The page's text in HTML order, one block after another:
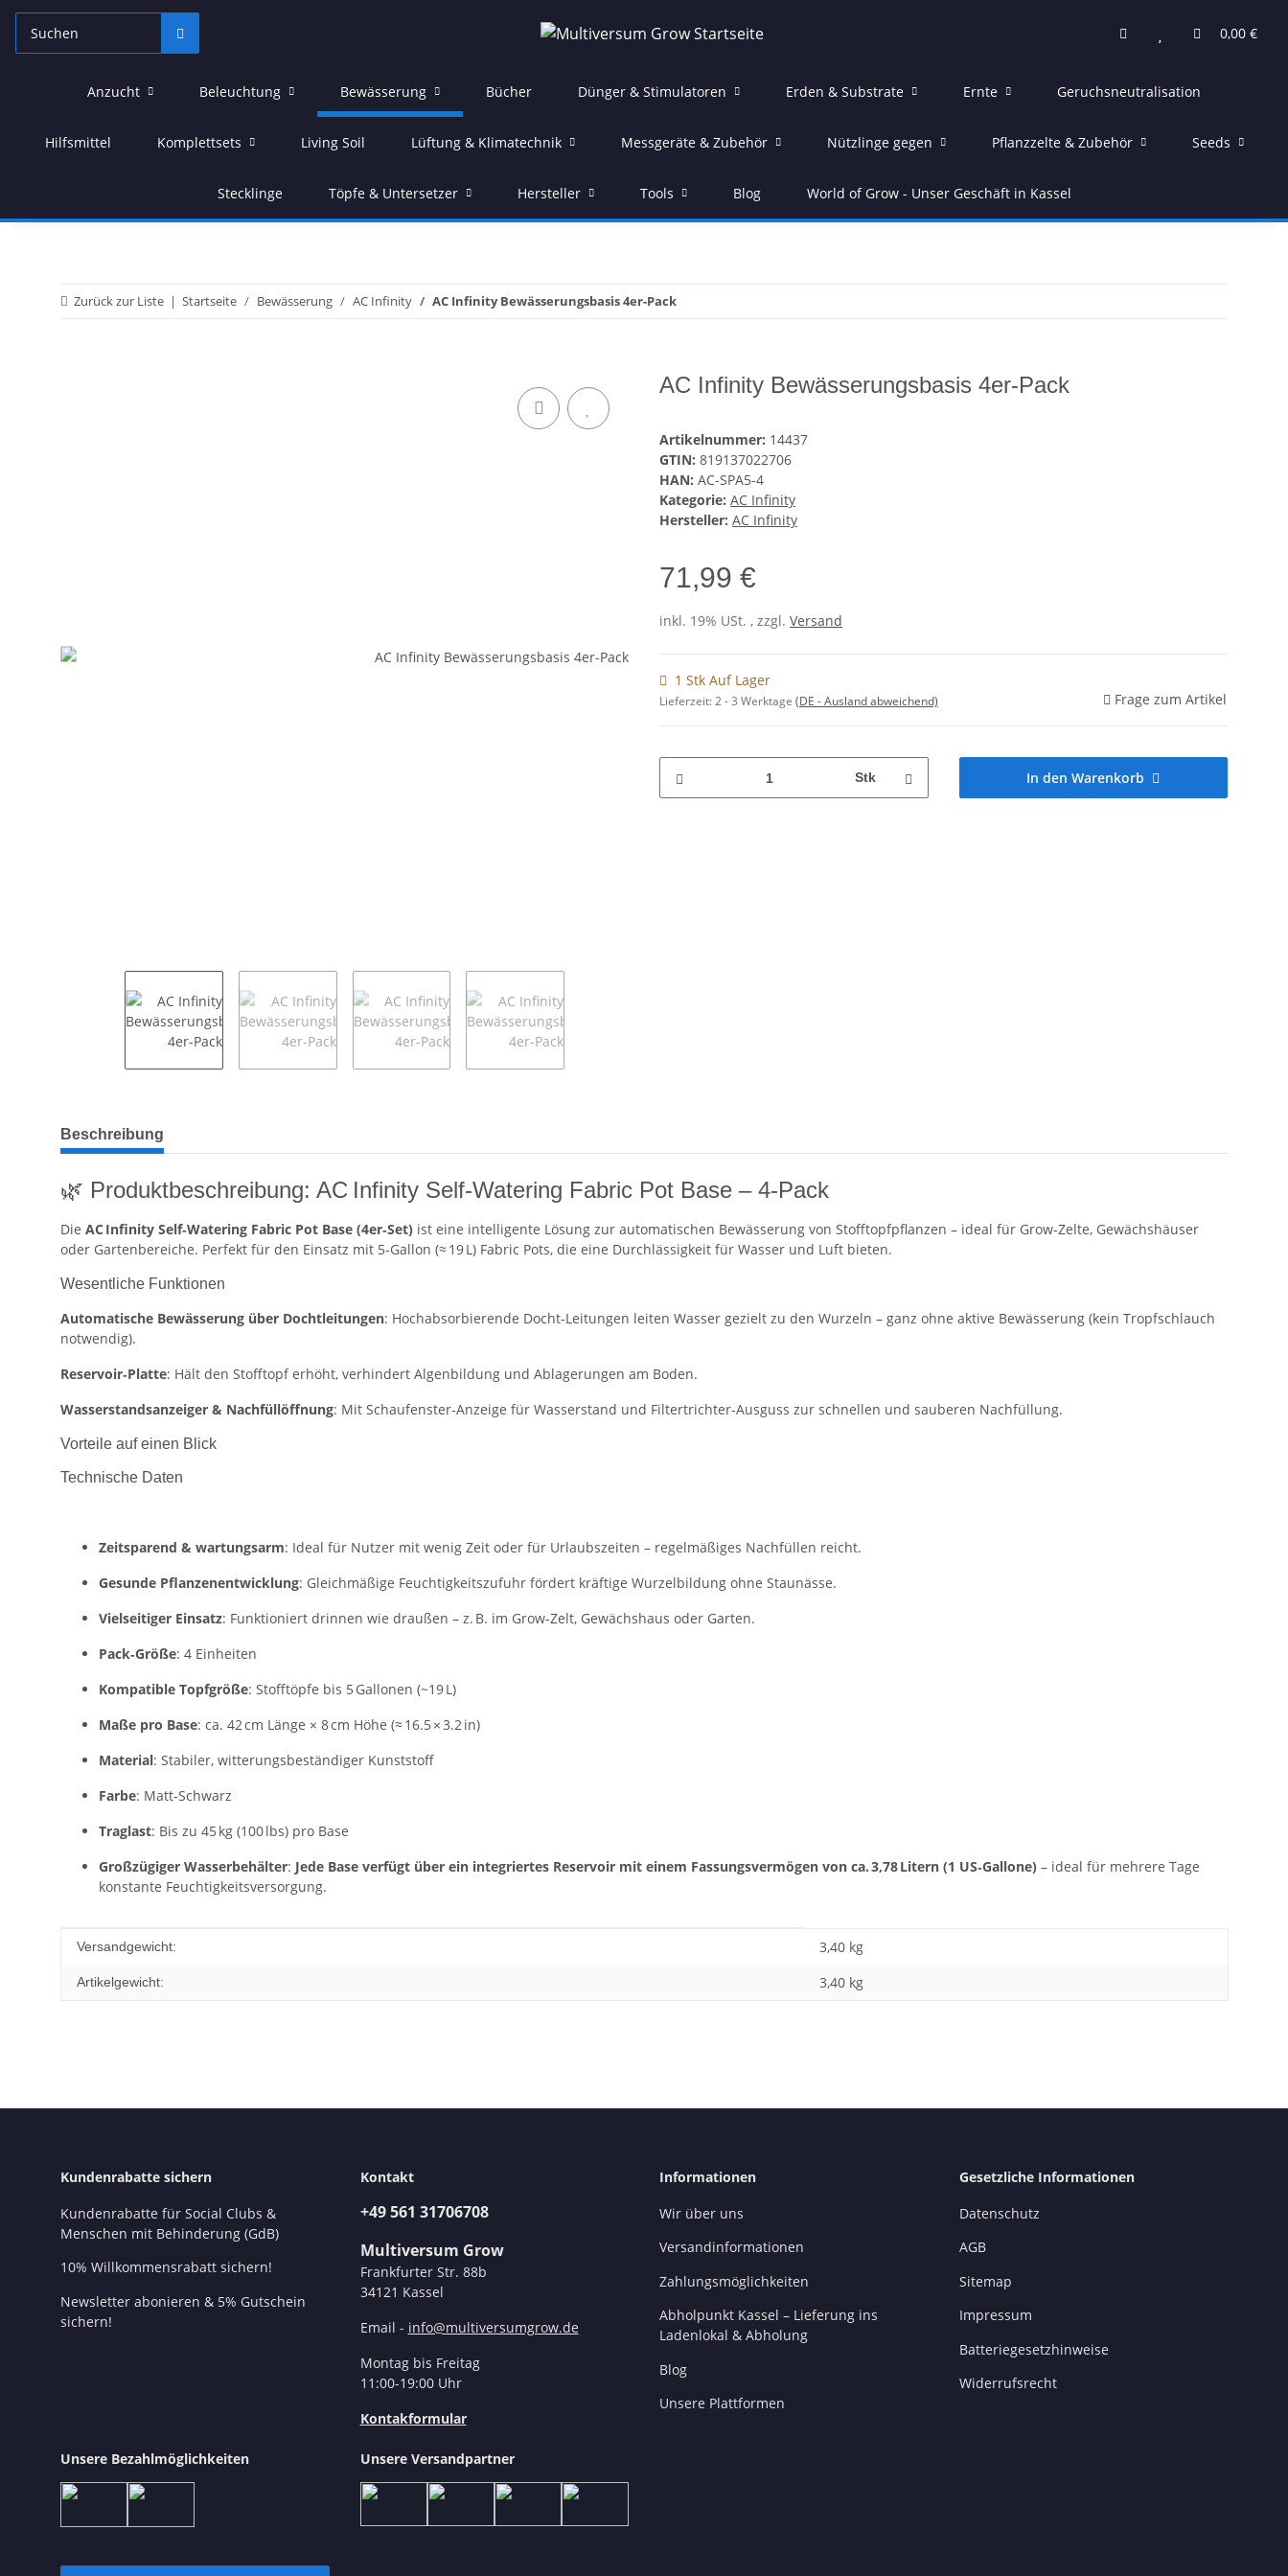
0,00 €
Anzucht Beleuchtung Bewässerung Bücher Dünger & Stimulatoren Erden & Substrate Ernte Geruchsneutralisation
Hilfsmittel Komplettsets Living Soil Lüftung & Klimatechnik Messgeräte & Zubehör Nützlinge gegen Pflanzzelte & Zubehör Seeds
Stecklinge Töpfe & Untersetzer Hersteller Tools Blog World of Grow - Unser Geschäft in Kassel
Zurück zur Liste Startseite Bewässerung AC Infinity AC Infinity Bewässerungsbasis 4er-Pack
AC Infinity Bewässerungsbasis 4er-Pack
Artikelnummer: 14437
GTIN: 819137022706
HAN: AC-SPA5-4
Kategorie: AC Infinity
Hersteller: AC Infinity
71,99 €
inkl. 19% USt. , zzgl. Versand
1 Stk Auf Lager
Lieferzeit:2 - 3 Werktage (DE - Ausland abweichend) Frage zum Artikel
Stk In den Warenkorb
weitere Registerkarten anzeigen
Beschreibung
🌿 Produktbeschreibung: AC Infinity Self‑Watering Fabric Pot Base – 4‑Pack
Die AC Infinity Self‑Watering Fabric Pot Base (4er‑Set) ist eine intelligente Lösung zur automatischen Bewässerung von Stofftopfpflanzen – ideal für Grow‑Zelte, Gewächshäuser
oder Gartenbereiche. Perfekt für den Einsatz mit 5‑Gallon (≈ 19 L) Fabric Pots, die eine Durchlässigkeit für Wasser und Luft bieten.
Wesentliche Funktionen
Automatische Bewässerung über Dochtleitungen: Hochabsorbierende Docht-Leitungen leiten Wasser gezielt zu den Wurzeln – ganz ohne aktive Bewässerung (kein Tropfschlauch
notwendig).
Reservoir‑Platte: Hält den Stofftopf erhöht, verhindert Algenbildung und Ablagerungen am Boden.
Wasserstandsanzeiger & Nachfüllöffnung: Mit Schaufenster‑Anzeige für Wasserstand und Filtertrichter‑Ausguss zur schnellen und sauberen Nachfüllung.
Vorteile auf einen Blick
Technische Daten
Zeitsparend & wartungsarm: Ideal für Nutzer mit wenig Zeit oder für Urlaubszeiten – regelmäßiges Nachfüllen reicht.
Gesunde Pflanzenentwicklung: Gleichmäßige Feuchtigkeitszufuhr fördert kräftige Wurzelbildung ohne Staunässe.
Vielseitiger Einsatz: Funktioniert drinnen wie draußen – z. B. im Grow‑Zelt, Gewächshaus oder Garten.
Pack‑Größe: 4 Einheiten
Kompatible Topfgröße: Stofftöpfe bis 5 Gallonen (~19 L)
Maße pro Base: ca. 42 cm Länge × 8 cm Höhe (≈ 16.5 × 3.2 in)
Material: Stabiler, witterungsbeständiger Kunststoff
Farbe: Matt‑Schwarz
Traglast: Bis zu 45 kg (100 lbs) pro Base
Großzügiger Wasserbehälter: Jede Base verfügt über ein integriertes Reservoir mit einem Fassungsvermögen von ca. 3,78 Litern (1 US‑Gallone) – ideal für mehrere Tage
konstante Feuchtigkeitsversorgung.
Produkteigenschaft
Wert
Versandgewicht: 3,40 kg
Artikelgewicht: 3,40 kg
Kundenrabatte sichern
Kundenrabatte für Social Clubs &
Menschen mit Behinderung (GdB)
10% Willkommensrabatt sichern!
Newsletter abonieren & 5% Gutschein
sichern!
Kontakt
+49 561 31706708
Multiversum Grow
Frankfurter Str. 88b
34121 Kassel
Email - info@multiversumgrow.de
Montag bis Freitag
11:00-19:00 Uhr
Kontakformular
Informationen
Wir über uns
Versandinformationen
Zahlungsmöglichkeiten
Abholpunkt Kassel – Lieferung ins
Ladenlokal & Abholung
Blog
Unsere Plattformen
Gesetzliche Informationen
Datenschutz
AGB
Sitemap
Impressum
Batteriegesetzhinweise
Widerrufsrecht
Unsere Bezahlmöglichkeiten Unsere Versandpartner